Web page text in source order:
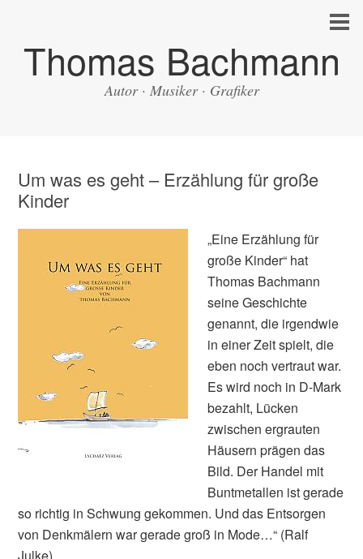
Thomas Bachmann
Autor · Musiker · Grafiker
Um was es geht – Erzählung für große
Kinder
„Eine Erzählung für
große Kinder“ hat
Thomas Bachmann
seine Geschichte
genannt, die irgendwie
in einer Zeit spielt, die
eben noch vertraut war.
Es wird noch in D-Mark
bezahlt, Lücken
zwischen ergrauten
Häusern prägen das
Bild. Der Handel mit
Buntmetallen ist gerade
so richtig in Schwung gekommen. Und das Entsorgen
von Denkmälern war gerade groß in Mode…“ (Ralf